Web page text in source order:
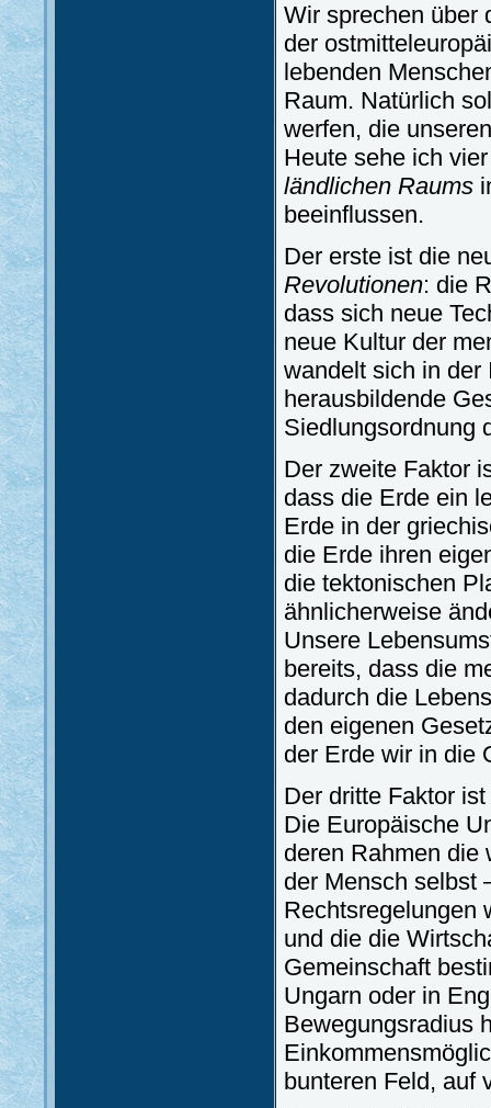
Wir sprechen über
der
lebenden
Raum. Natürlich
werfen, die
Heute sehe ich
ländlichen Raums
beeinflussen.
Der erste ist die
Revolutionen: die
dass sich neue
neue Kultur der
wandelt sich in der
herausbildende
Siedlungsordnung
Der zweite Faktor
dass die Erde ein
Erde in der
die Erde ihren
die tektonischen
ähnlicherweise
Unsere
bereits, dass die
dadurch die
den eigenen
der Erde wir in die
Der dritte Faktor ist
Die Europäische
deren Rahmen die
der Mensch selbst
Rechtsregelungen
und die die
Gemeinschaft
Ungarn oder in
Bewegungsradius
bunteren Feld, auf